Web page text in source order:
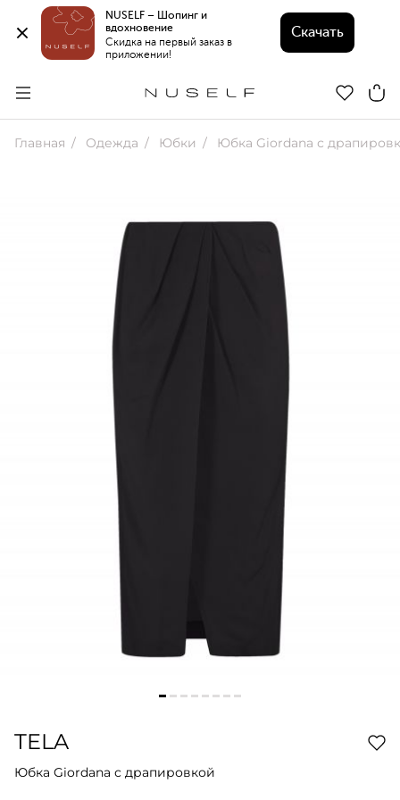
NUSELF – Шопинг и
вдохновение
Скидка на первый заказ в
приложении!
Скачать
Главная Одежда Юбки Юбка Giordana с
TELA
Юбка Giordana с драпировкой